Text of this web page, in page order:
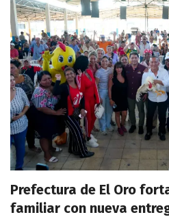
Prefectura de El Oro
familiar con nueva